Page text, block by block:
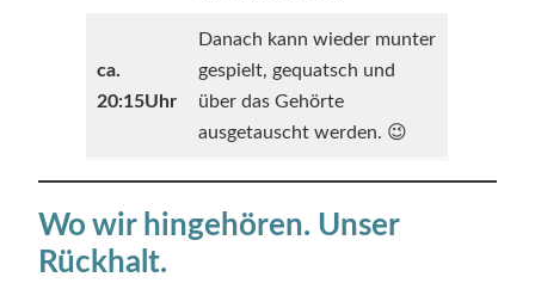
ca.
20:15Uhr
Danach kann wieder munter
gespielt, gequatsch und
über das Gehörte
ausgetauscht werden. 😉
Wo wir hingehören. Unser
Rückhalt.